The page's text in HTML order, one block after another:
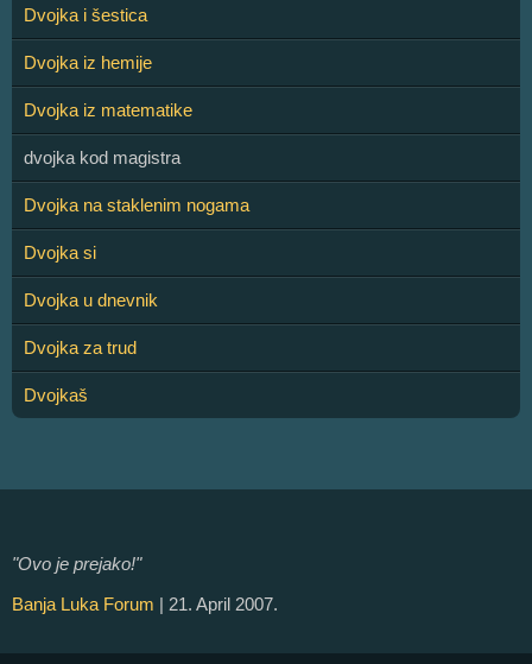
Dvojka i šestica
Dvojka iz hemije
Dvojka iz matematike
dvojka kod magistra
Dvojka na staklenim nogama
Dvojka si
Dvojka u dnevnik
Dvojka za trud
Dvojkaš
"Ovo je prejako!"
Banja Luka Forum | 21. April 2007.